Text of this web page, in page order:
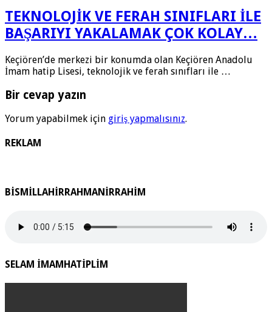
TEKNOLOJİK VE FERAH SINIFLARI İLE
BAŞARIYI YAKALAMAK ÇOK KOLAY…
Keçiören’de merkezi bir konumda olan Keçiören Anadolu
İmam hatip Lisesi, teknolojik ve ferah sınıfları ile …
Bir cevap yazın
Yorum yapabilmek için giriş yapmalısınız.
REKLAM
BİSMİLLAHİRRAHMANİRRAHİM
SELAM İMAMHATİPLİM